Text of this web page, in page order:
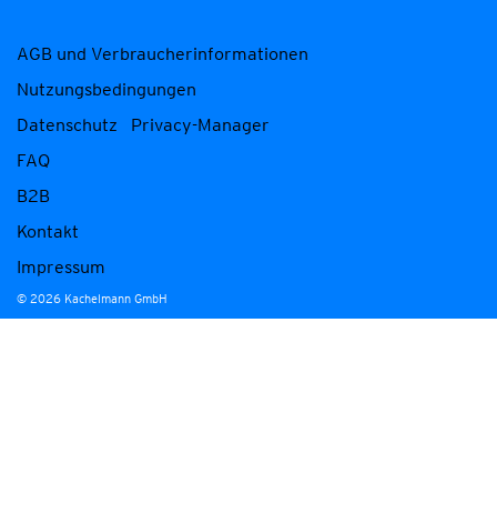
AGB und Verbraucherinformationen
Nutzungsbedingungen
Datenschutz
Privacy-Manager
FAQ
B2B
Kontakt
Impressum
© 2026 Kachelmann GmbH